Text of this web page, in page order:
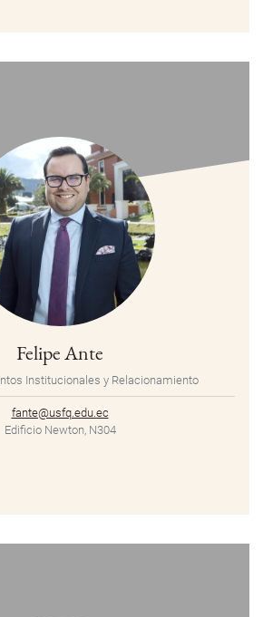
Felipe Ante
Institucionales y Relacionamiento
fante@usfq.edu.ec
Edificio Newton, N304